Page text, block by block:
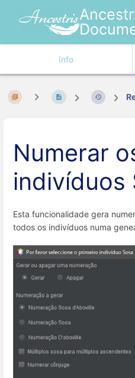
Info
Numerar
indivíduos
Esta funcionalidade gera
todos os indivíduos numa